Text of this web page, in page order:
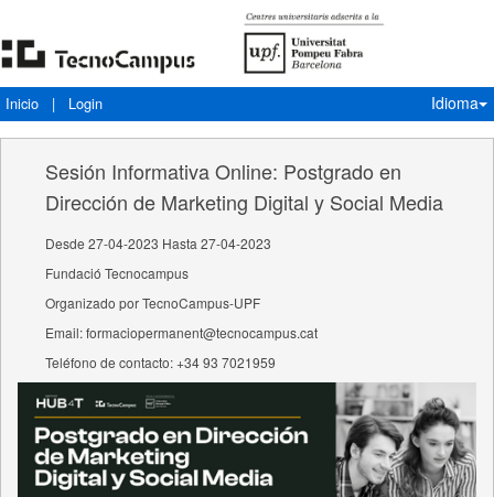
Inicio | Login Idioma
Sesión Informativa Online: Postgrado en
Dirección de Marketing Digital y Social Media
Desde 27-04-2023 Hasta 27-04-2023
Fundació Tecnocampus
Organizado por TecnoCampus-UPF
Email: formaciopermanent@tecnocampus.cat
Teléfono de contacto: +34 93 7021959